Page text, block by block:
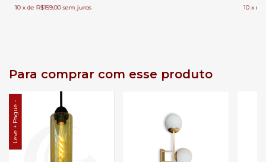
10 xde R$159,00 sem juros
10 x de
Para comprar com esse produto
Leve + Pague -